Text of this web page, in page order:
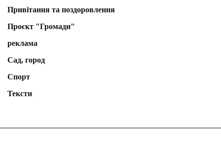
Привітання та поздоровлення
Проєкт "Громади"
реклама
Сад, город
Спорт
Тексти